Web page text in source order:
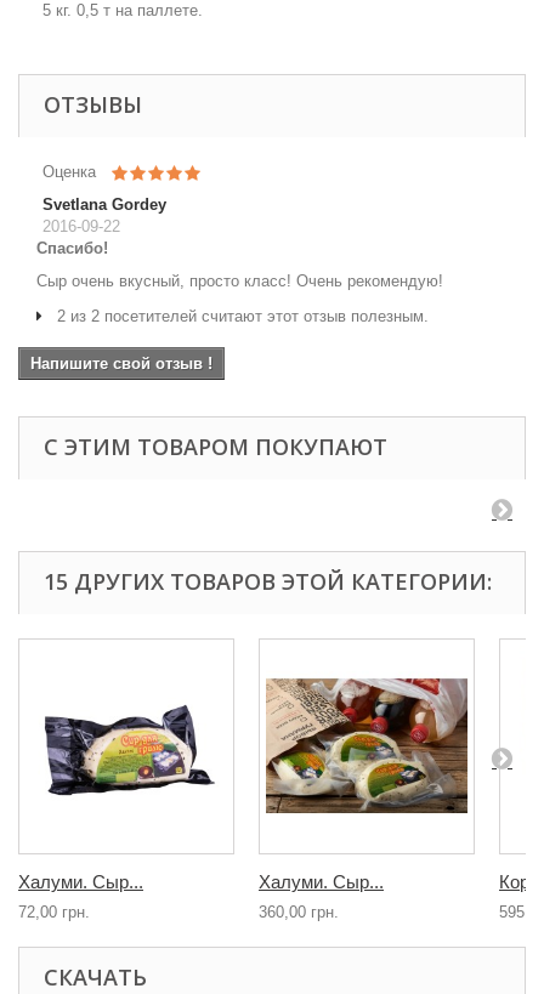
5 кг. 0,5 т на паллете.
ОТЗЫВЫ
Оценка
Svetlana Gordey
2016-09-22
Спасибо!
Сыр очень вкусный, просто класс! Очень рекомендую!
2 из 2 посетителей считают этот отзыв полезным.
Напишите свой отзыв !
С ЭТИМ ТОВАРОМ ПОКУПАЮТ
15 ДРУГИХ ТОВАРОВ ЭТОЙ КАТЕГОРИИ:
Халуми. Сыр...
72,00 грн.
Халуми. Сыр...
360,00 грн.
СКАЧАТЬ